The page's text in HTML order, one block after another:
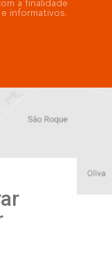
a finalidade
informativos.